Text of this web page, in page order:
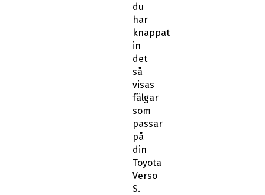
du
har
knappat
in
det
så
visas
fälgar
som
passar
på
din
Toyota
Verso
S.